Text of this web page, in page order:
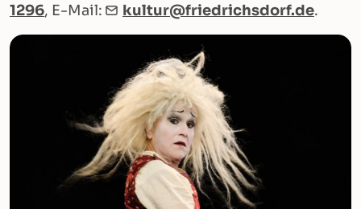
1296, E-Mail: kultur@friedrichsdorf.de.